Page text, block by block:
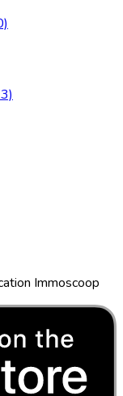
Immoscoop